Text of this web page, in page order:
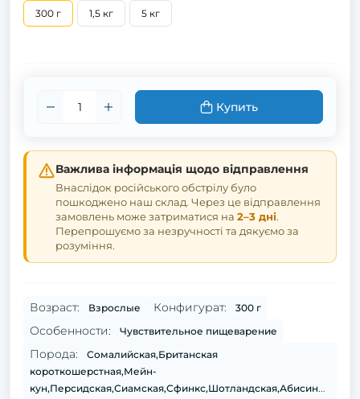
300 г 1,5 кг 5 кг
Купить
Важлива інформація щодо відправлення
Внаслідок російського обстрілу було
пошкоджено наш склад. Через це відправлення
замовлень може затриматися на 2–3 дні.
Перепрошуємо за незручності та дякуємо за
розуміння.
Возраст: Взрослые Конфигурат: 300 г
Особенности: Чувствительное пищеварение
Порода:
Сомалийская,Британская
короткошерстная,Мейн-
кун,Персидская,Сиамская,Сфинкс,Шотландская,Абисинская,Ангорская,Бенгальская,Бурманская,Регдол